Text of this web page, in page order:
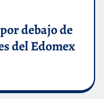
debajo de
del Edomex